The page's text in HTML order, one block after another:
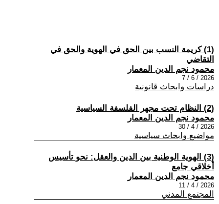
(1) كريمة النسب بين الحق في الهوية والحق في
التقاضي
محمود نجم الدين المعمار
2026 / 6 / 7
دراسات وابحاث قانونية
(2) النظام تحت مجهر الفلسفة السياسية
محمود نجم الدين المعمار
2026 / 4 / 30
مواضيع وابحاث سياسية
(3) الهوية الوطنية بين الدين والعقل: نحو تأسيس
أخلاقي جامع
محمود نجم الدين المعمار
2026 / 4 / 11
المجتمع المدني